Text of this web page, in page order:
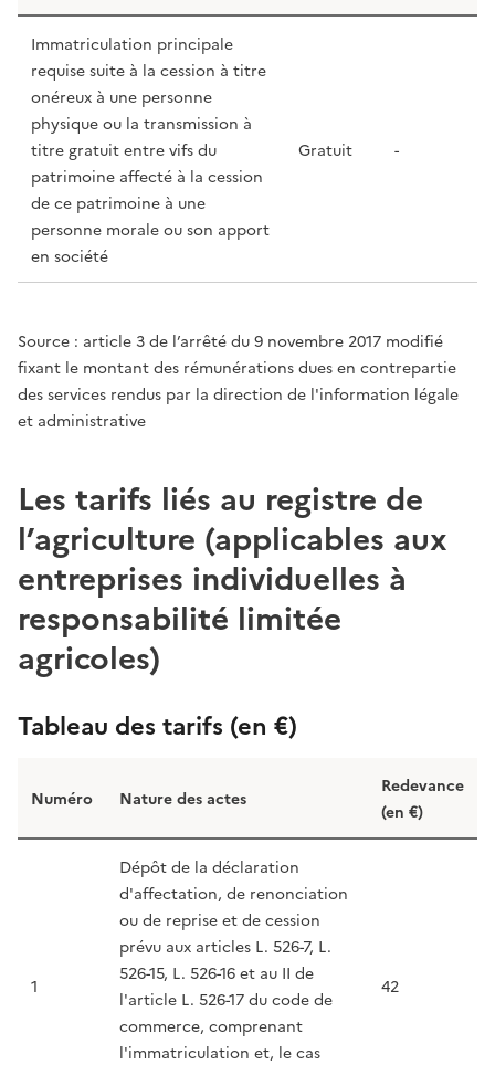
Immatriculation principale
requise suite à la cession à titre
onéreux à une personne
physique ou la transmission à
titre gratuit entre vifs du
patrimoine affecté à la cession
de ce patrimoine à une
personne morale ou son apport
en société
Gratuit -
Source : article 3 de l’arrêté du 9 novembre 2017 modifié
fixant le montant des rémunérations dues en contrepartie
des services rendus par la direction de l'information légale
et administrative
Les tarifs liés au registre de
l’agriculture (applicables aux
entreprises individuelles à
responsabilité limitée
agricoles)
Tableau des tarifs (en €)
Numéro Nature des actes
Redevance
(en €)
1
Dépôt de la déclaration
d'affectation, de renonciation
ou de reprise et de cession
prévu aux articles L. 526-7, L.
526-15, L. 526-16 et au II de
l'article L. 526-17 du code de
commerce, comprenant
l'immatriculation et, le cas
42